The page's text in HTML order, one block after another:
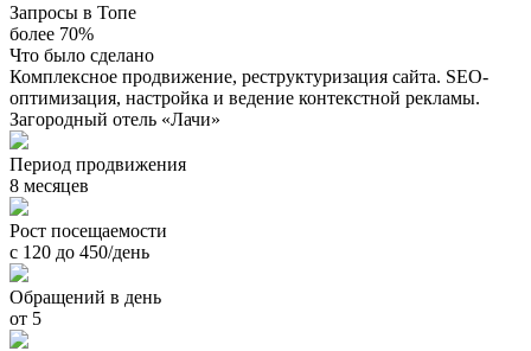
Запросы в Топе
более 70%
Что было сделано
Комплексное продвижение, реструктуризация сайта. SEO-
оптимизация, настройка и ведение контекстной рекламы.
Загородный отель «Лачи»
Период продвижения
8 месяцев
Рост посещаемости
с 120 до 450/день
Обращений в день
от 5